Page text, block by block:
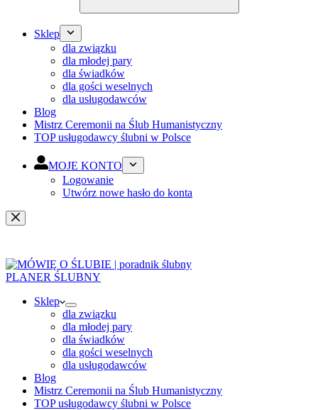
Sklep
dla związku
dla młodej pary
dla świadków
dla gości weselnych
dla usługodawców
Blog
Mistrz Ceremonii na Ślub Humanistyczny
TOP usługodawcy ślubni w Polsce
MOJE KONTO
Logowanie
Utwórz nowe hasło do konta
PLANER ŚLUBNY
Sklep
dla związku
dla młodej pary
dla świadków
dla gości weselnych
dla usługodawców
Blog
Mistrz Ceremonii na Ślub Humanistyczny
TOP usługodawcy ślubni w Polsce